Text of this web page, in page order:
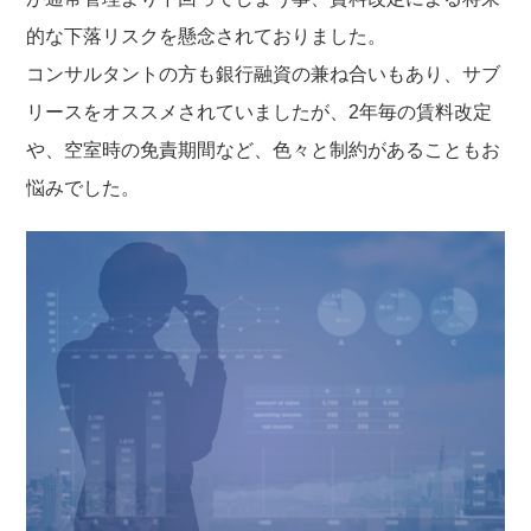
的な下落リスクを懸念されておりました。
コンサルタントの方も銀行融資の兼ね合いもあり、サブ
リースをオススメされていましたが、2年毎の賃料改定
や、空室時の免責期間など、色々と制約があることもお
悩みでした。